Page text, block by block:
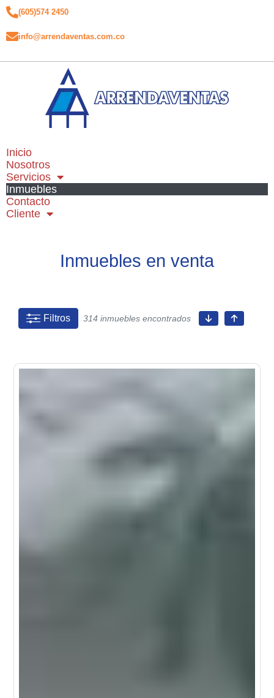
(605)574 2450
info@arrendaventas.com.co
Inicio
Nosotros
Servicios
Inmuebles
Contacto
Cliente
Inmuebles en venta
Filtros 314 inmuebles encontrados